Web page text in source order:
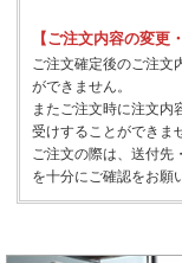
【ご注文内容の変更
ご注文確定後のご注文
ができません。
またご注文時に注文内
受けすることができま
ご注文の際は、送付先
を十分にご確認をお願